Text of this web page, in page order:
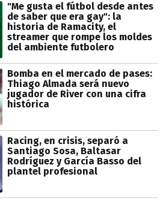
"Me gusta el fútbol desde antes
de saber que era gay": la
historia de Ramacity, el
streamer que rompe los moldes
del ambiente futbolero
Bomba en el mercado de pases:
Thiago Almada será nuevo
jugador de River con una cifra
histórica
Racing, en crisis, separó a
Santiago Sosa, Baltasar
Rodríguez y García Basso del
plantel profesional